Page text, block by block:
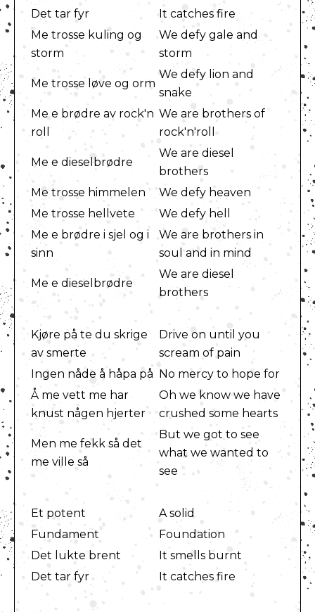
Det tar fyr
It catches fire
Me trosse kuling og
storm
We defy gale and
storm
Me trosse løve og orm
We defy lion and
snake
Me e brødre av rock'n
roll
We are brothers of
rock'n'roll
Me e dieselbrødre
We are diesel
brothers
Me trosse himmelen
We defy heaven
Me trosse hellvete
We defy hell
Me e brødre i sjel og i
sinn
We are brothers in
soul and in mind
Me e dieselbrødre
We are diesel
brothers
Kjøre på te du skrige
av smerte
Drive on until you
scream of pain
Ingen nåde å håpa på No mercy to hope for
Å me vett me har
knust någen hjerter
Oh we know we have
crushed some hearts
Men me fekk så det
me ville så
But we got to see
what we wanted to
see
Et potent
A solid
Fundament
Foundation
Det lukte brent
It smells burnt
Det tar fyr
It catches fire